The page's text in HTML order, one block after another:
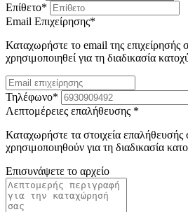
Επίθετο*
Email Επιχείρησης*
Καταχωρήστε το email της επιχείρησής
χρησιμοποιηθεί για τη διαδικασία
Τηλέφωνο*
Λεπτομέρειες επαλήθευσης *
Καταχωρήστε τα στοιχεία επαλήθευσής
χρησιμοποιηθούν για τη διαδικασία
Επισυνάψετε το αρχείο